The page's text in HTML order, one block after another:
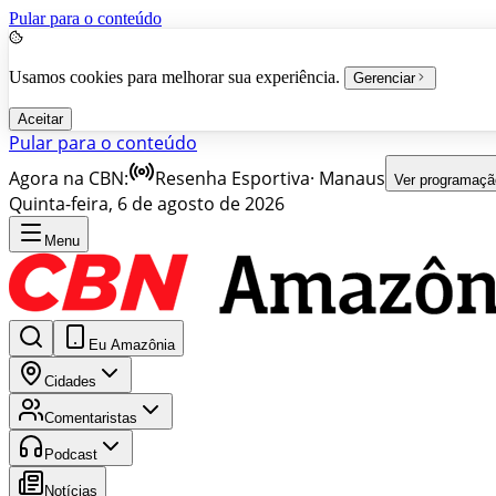
Pular para o conteúdo
Usamos cookies para melhorar sua experiência. Gerenciar
Aceitar
Pular para o conteúdo
Agora na CBN:
Resenha Esportiva· Manaus Ver
Quinta-feira, 6 de agosto de 2026
Menu
Eu Amazônia
Cidades
Comentaristas
Podcast
Notícias